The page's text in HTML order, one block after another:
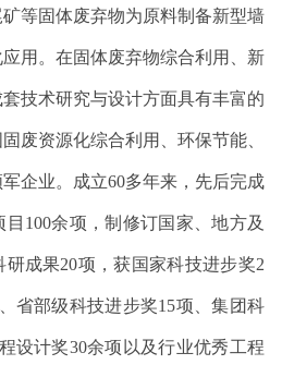
等固体废弃物为原料制备新型墙
用。在固体废弃物综合利用、新
技术研究与设计方面具有丰富的
废资源化综合利用、环保节能、
企业。成立60多年来，先后完成
目 100余项，制修订国家、地方及
研成果20项，获国家科技进步奖2
省部级科技进步奖15项、集团科
设计奖30余项以及行业优秀工程